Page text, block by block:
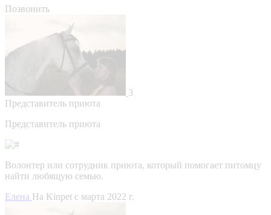
Позвонить
3
Представитель приюта
Представитель приюта
Волонтер или сотрудник приюта, который помогает питомцу
найти любящую семью.
Елена На Kinpet c марта 2022 г.